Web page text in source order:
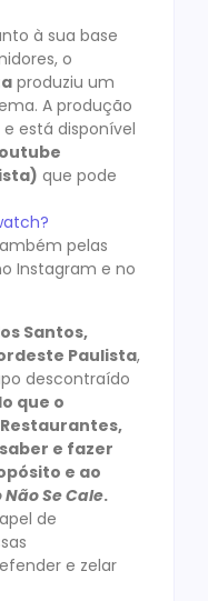
à sua base
o
produziu um
A produção
está disponível
que pode
pelas
Instagram e no
Santos,
Paulista,
descontraído
que o
e fazer
e ao
Se Cale.
de
e zelar